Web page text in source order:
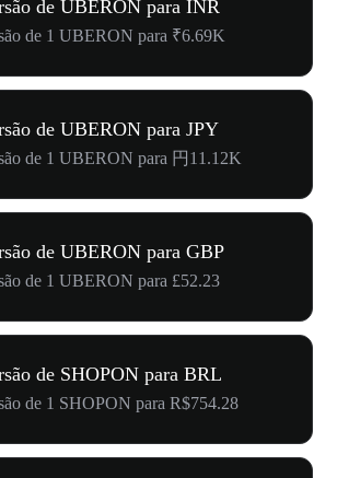
de UBERON para INR
de 1 UBERON para ₹6.69K
de UBERON para JPY
de 1 UBERON para 円11.12K
de UBERON para GBP
de 1 UBERON para £52.23
de SHOPON para BRL
de 1 SHOPON para R$754.28